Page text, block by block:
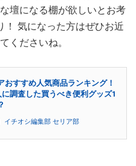
壇になる棚が欲しいとお考
！ 気になった方はぜひお近
くださいね。
おすすめ人気商品ランキング！
に調査した買うべき便利グッズ1
イチオシ編集部 セリア部